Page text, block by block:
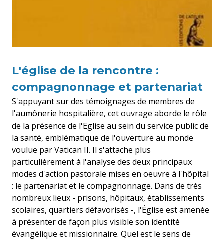
L'église de la rencontre :
compagnonnage et partenariat
S'appuyant sur des témoignages de membres de
l'aumônerie hospitalière, cet ouvrage aborde le rôle
de la présence de l'Eglise au sein du service public de
la santé, emblématique de l'ouverture au monde
voulue par Vatican II. Il s'attache plus
particulièrement à l'analyse des deux principaux
modes d'action pastorale mises en oeuvre à l'hôpital
: le partenariat et le compagnonnage. Dans de très
nombreux lieux - prisons, hôpitaux, établissements
scolaires, quartiers défavorisés -, l'Église est amenée
à présenter de façon plus visible son identité
évangélique et missionnaire. Quel est le sens de